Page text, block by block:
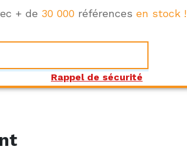
+ de 30 000 références en stock !
Rappel de sécurité